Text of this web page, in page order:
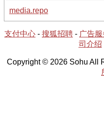
media.repo
支付中心 - 搜狐招聘 - 广告服
司介绍
Copyright © 2026 Sohu All